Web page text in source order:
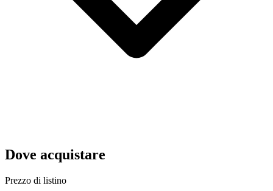
Dove acquistare
Prezzo di listino